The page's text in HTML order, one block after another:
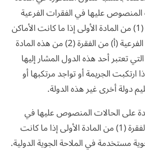
المنصوص عليها في الفقرات الفرعية
(أ،ب،ج،هـ) من الفقرة (1) من المادة الأولى إذا ما كانت الأماكن
المشار إليها في الفقرة الفرعية (أ) من الفقرة (2) من هذه المادة
تعتبر أحد هذه الدول المشار إليها
ارتكبت الجريمة أو تواجد مرتكبها أو
دولة أخرى غير هذه الدولة.
على الحالات المنصوص عليها في
الفقرة الفرعية (د) من الفقرة (1) من المادة الأولى إذا ما كانت
مستخدمة في الملاحة الجوية الدولية.